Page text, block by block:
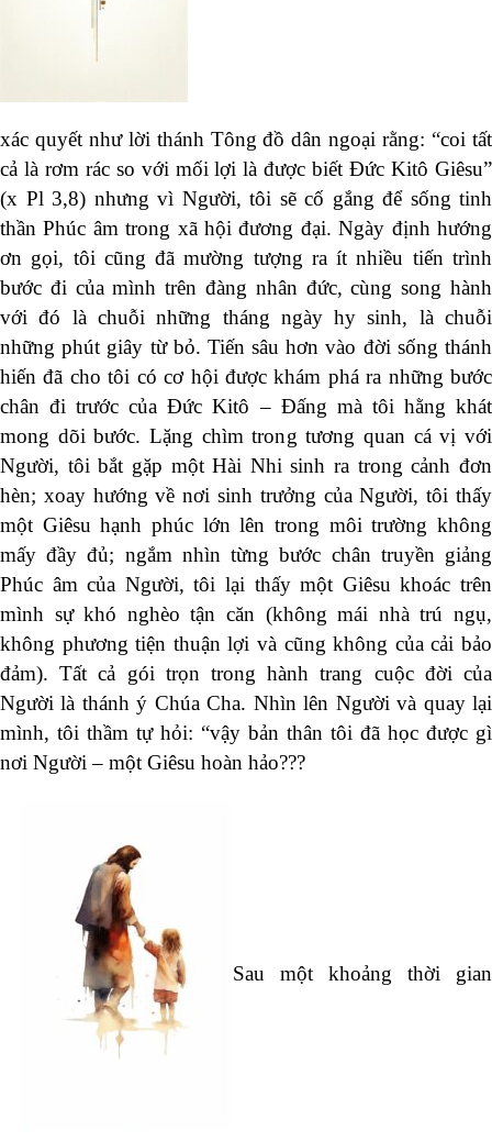
xác quyết như lời thánh Tông đồ dân ngoại rằng: “coi tất
cả là rơm rác so với mối lợi là được biết Đức Kitô Giêsu”
(x Pl 3,8) nhưng vì Người, tôi sẽ cố gắng để sống tinh
thần Phúc âm trong xã hội đương đại. Ngày định hướng
ơn gọi, tôi cũng đã mường tượng ra ít nhiều tiến trình
bước đi của mình trên đàng nhân đức, cùng song hành
với đó là chuỗi những tháng ngày hy sinh, là chuỗi
những phút giây từ bỏ. Tiến sâu hơn vào đời sống thánh
hiến đã cho tôi có cơ hội được khám phá ra những bước
chân đi trước của Đức Kitô – Đấng mà tôi hằng khát
mong dõi bước. Lặng chìm trong tương quan cá vị với
Người, tôi bắt gặp một Hài Nhi sinh ra trong cảnh đơn
hèn; xoay hướng về nơi sinh trưởng của Người, tôi thấy
một Giêsu hạnh phúc lớn lên trong môi trường không
mấy đầy đủ; ngắm nhìn từng bước chân truyền giảng
Phúc âm của Người, tôi lại thấy một Giêsu khoác trên
mình sự khó nghèo tận căn (không mái nhà trú ngụ,
không phương tiện thuận lợi và cũng không của cải bảo
đảm). Tất cả gói trọn trong hành trang cuộc đời của
Người là thánh ý Chúa Cha. Nhìn lên Người và quay lại
mình, tôi thầm tự hỏi: “vậy bản thân tôi đã học được gì
nơi Người – một Giêsu hoàn hảo???
Sau một khoảng thời gian